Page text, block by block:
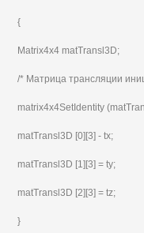
{
Matrix4x4 matTransl3D;
/* Матрица трансляции
matrix4x4SetIdentity
matTransl3D [0][3] - tx;
matTransl3D [1][3] = ty;
matTransl3D [2][3] = tz;
}